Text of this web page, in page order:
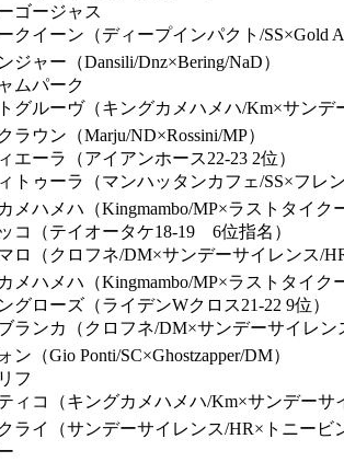
ゴージャス
クイーン （ディープインパクト/SS×Gold
ジャー （Dansili/Dnz×Bering/NaD）
ムパーク
グルーヴ（キングカメハメハ/Km×サンデ
ラウン （Marju/ND×Rossini/MP）
エーラ
（アイアンホース22-23 2位）
トゥーラ
（マンハッタンカフェ/SS×フレ
メハメハ （Kingmambo/MP×ラストタイク
コ
（テイオータケ18-19 6位指名）
ロ
（クロフネ/DM×サンデーサイレンス/
メハメハ （Kingmambo/MP×ラストタイク
グローズ （ライデンWクロス21-22 9位）
ランカ
（クロフネ/DM×サンデーサイレン
ン （Gio Ponti/SC×Ghostzapper/DM）
フ
ィコ
（キングカメハメハ/Km×サンデーサ
ライ
（サンデーサイレンス/HR×トニービ